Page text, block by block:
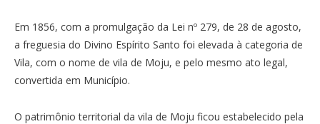
Em 1856, com a promulgação da Lei nº 279, de 28 de agosto,
a freguesia do Divino Espírito Santo foi elevada à categoria de
Vila, com o nome de vila de Moju, e pelo mesmo ato legal,
convertida em Município.
O patrimônio territorial da vila de Moju ficou estabelecido pela